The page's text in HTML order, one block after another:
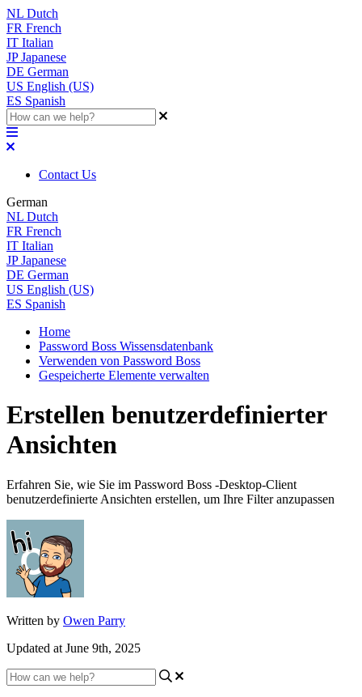
NL Dutch
FR French
IT Italian
JP Japanese
DE German
US English (US)
ES Spanish
Contact Us
German
NL Dutch
FR French
IT Italian
JP Japanese
DE German
US English (US)
ES Spanish
Home
Password Boss Wissensdatenbank
Verwenden von Password Boss
Gespeicherte Elemente verwalten
Erstellen benutzerdefinierter
Ansichten
Erfahren Sie, wie Sie im Password Boss -Desktop-Client
benutzerdefinierte Ansichten erstellen, um Ihre Filter anzupassen
Written by Owen Parry
Updated at June 9th, 2025